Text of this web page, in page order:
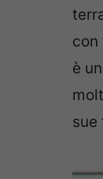
con
è
sue